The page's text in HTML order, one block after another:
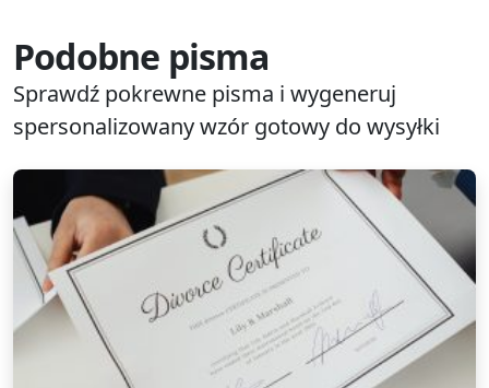
Podobne pisma
Sprawdź pokrewne pisma i wygeneruj
spersonalizowany wzór gotowy do wysyłki